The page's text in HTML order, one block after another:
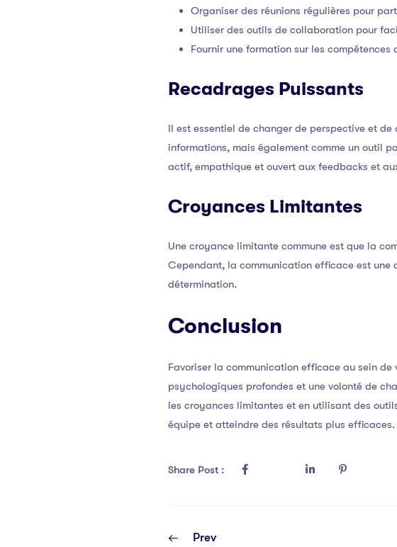
Organiser des réunions régulières pour
Utiliser des outils de collaboration pour
Fournir une formation sur les
Recadrages Puissants
Il est essentiel de changer de perspective et
informations, mais également comme un outil
actif, empathique et ouvert aux feedbacks et
Croyances Limitantes
Une croyance limitante commune est que la
Cependant, la communication efficace est
détermination.
Conclusion
Favoriser la communication efficace au sein
psychologiques profondes et une volonté de
les croyances limitantes et en utilisant des
équipe et atteindre des résultats plus efficaces.
Share Post :
Prev